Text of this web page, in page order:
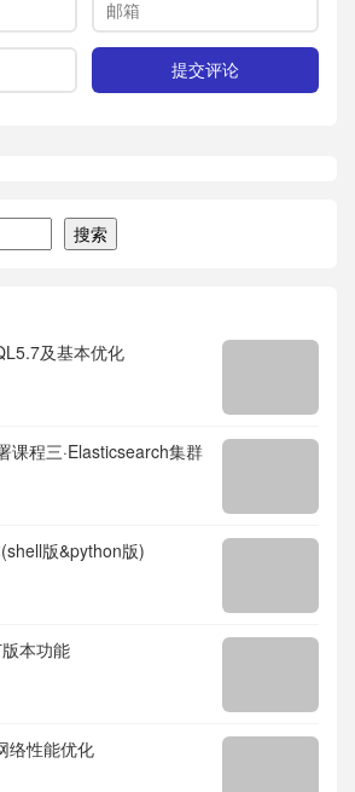
搜索
及基本优化
课程三·Elasticsearch集群
版&python版)
本功能
络性能优化